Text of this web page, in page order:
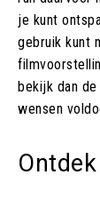
je kunt
gebruik kunt
bekijk dan
wensen